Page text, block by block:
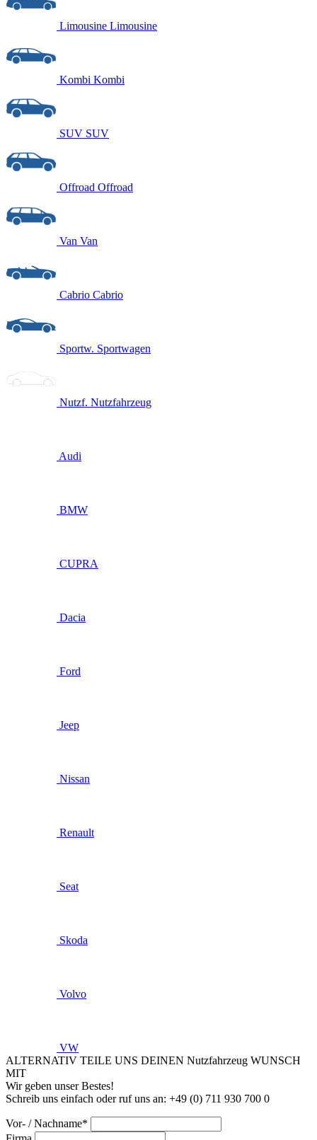
Limousine Limousine
Kombi Kombi
SUV SUV
Offroad Offroad
Van Van
Cabrio Cabrio
Sportw. Sportwagen
Nutzf. Nutzfahrzeug
Audi
BMW
CUPRA
Dacia
Ford
Jeep
Nissan
Renault
Seat
Skoda
Volvo
VW
ALTERNATIV TEILE UNS DEINEN Nutzfahrzeug WUNSCH
MIT
Wir geben unser Bestes!
Schreib uns einfach oder ruf uns an: +49 (0) 711 930 700 0
Vor- / Nachname*